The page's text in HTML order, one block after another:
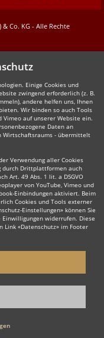
Co. KG - Alle Rechte
Einige Cookies und
zwingend erforderlich (z. B.
andere helfen uns, Ihnen
Wir binden so auch Tools
Vimeo auf unserer Website ein.
Daten an
Wirtschaftsraums - übermittelt
Verwendung aller Cookies
durch Drittplattformen auch
Art. 49 Abs. 1 lit. a DSGVO
von YouTube, Vimeo und
Einbindungen aktiviert. Beim
Cookies und Tools externer
Einstellungen» können Sie
widerrufen. Diese
Link «Datenschutz» im Footer